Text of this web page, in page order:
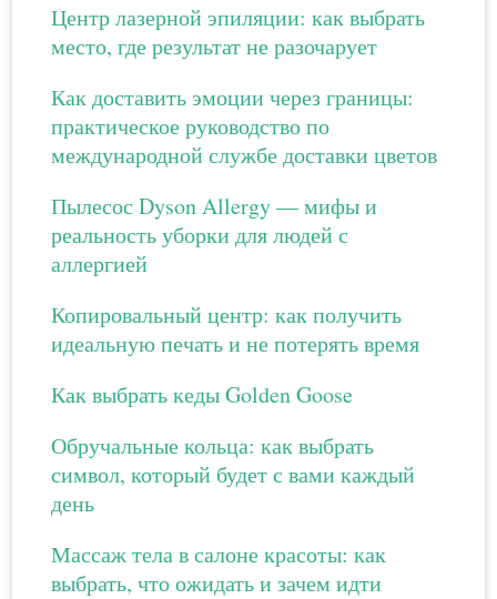
Центр лазерной эпиляции: как выбрать
место, где результат не разочарует
Как доставить эмоции через границы:
практическое руководство по
международной службе доставки цветов
Пылесос Dyson Allergy — мифы и
реальность уборки для людей с
аллергией
Копировальный центр: как получить
идеальную печать и не потерять время
Как выбрать кеды Golden Goose
Обручальные кольца: как выбрать
символ, который будет с вами каждый
день
Массаж тела в салоне красоты: как
выбрать, что ожидать и зачем идти